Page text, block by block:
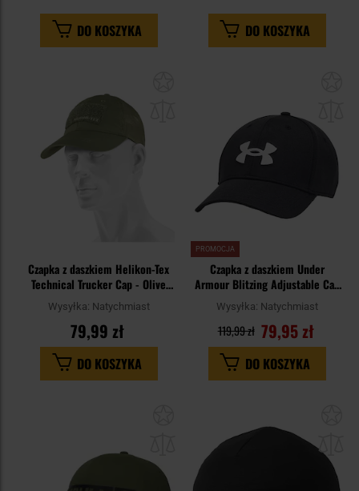
DO KOSZYKA DO KOSZYKA
Czapka z daszkiem Helikon-Tex
Technical Trucker Cap - Olive
Green
Wysyłka: Natychmiast
79,99 zł
DO KOSZYKA
PROMOCJA
Czapka z daszkiem Under
Armour Blitzing Adjustable Cap
- Black/White
Wysyłka: Natychmiast
79,95 zł
119,99 zł
DO KOSZYKA
schowka